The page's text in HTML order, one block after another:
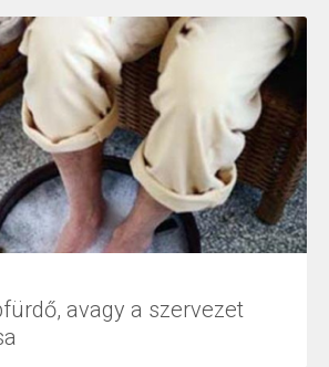
avagy a szervezet